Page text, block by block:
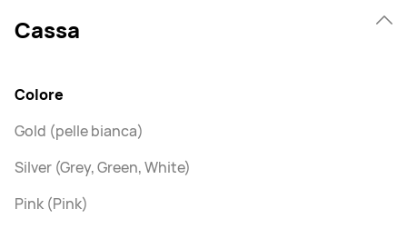
Cassa
Colore
Gold (pelle bianca)
Silver (Grey, Green, White)
Pink (Pink)